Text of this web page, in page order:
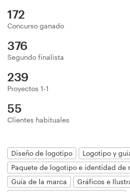
172
Concurso ganado
376
Segundo finalista
239
Proyectos 1-1
55
Clientes habituales
Diseño de logotipo
Logotipo y
Paquete de logotipo e identidad de
Guía de la marca
Gráficos e
Explorar todas las categorías
Soporte
+49 30 568 376 73
Recursos
Precios